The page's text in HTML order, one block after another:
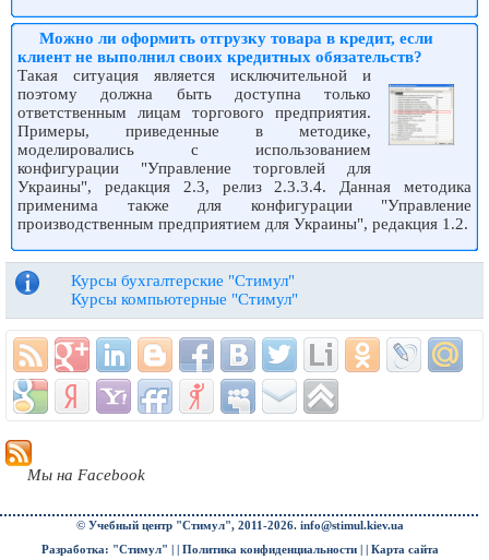
Можно ли оформить отгрузку товара в кредит, если
клиент не выполнил своих кредитных обязательств?
Такая ситуация является исключительной и
поэтому должна быть доступна только
ответственным лицам торгового предприятия.
Примеры, приведенные в методике,
моделировались с использованием
конфигурации "Управление торговлей для
Украины", редакция 2.3, релиз 2.3.3.4. Данная методика
применима также для конфигурации "Управление
производственным предприятием для Украины", редакция 1.2.
Курсы бухгалтерские "Стимул"
Курсы компьютерные "Стимул"
Мы на Facebook
© Учебный центр "Стимул", 2011-2026. info@stimul.kiev.ua
Разработка: "Стимул" | | Политика конфиденциальности| | Карта сайта